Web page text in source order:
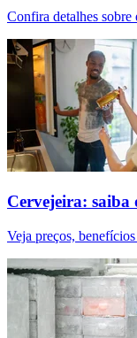
Confira detalhes sobre
Cervejeira: saiba
Veja preços,